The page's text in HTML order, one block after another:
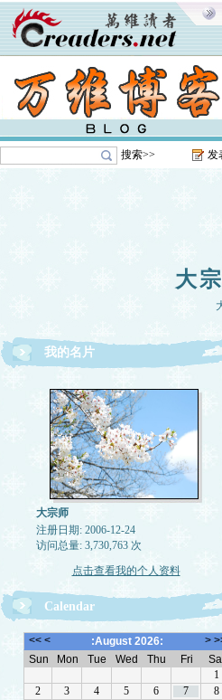
搜索>> 发
大
我的名片
大宗师
注册日期: 2006-12-24
访问总量: 3,730,763 次
点击查看我的个人资料
Calendar